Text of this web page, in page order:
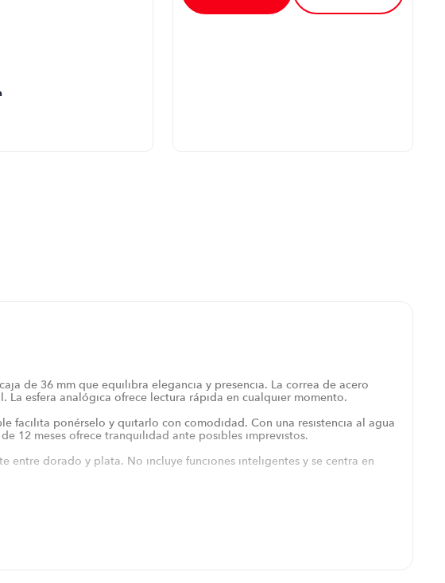
de 36 mm que equilibra elegancia y presencia. La correa de acero
esfera analógica ofrece lectura rápida en cualquier momento.
facilita ponérselo y quitarlo con comodidad. Con una resistencia al agua
12 meses ofrece tranquilidad ante posibles imprevistos.
entre dorado y plata. No incluye funciones inteligentes y se centra en
un toque de sofisticación sin brillar demasiado. La lectura de la hora
sencillas con otros accesorios. Su diseño clásico invita a uso diario sin